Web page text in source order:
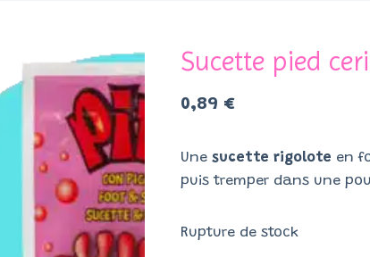
Sucette pied
0,89 €
Une sucette rigolote en
puis tremper dans une
Rupture de stock